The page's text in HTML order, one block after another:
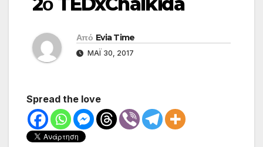
Από Evia Time
ΜΆΙ 30, 2017
Spread the love